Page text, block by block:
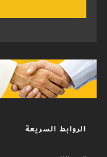
الروابط السريعة